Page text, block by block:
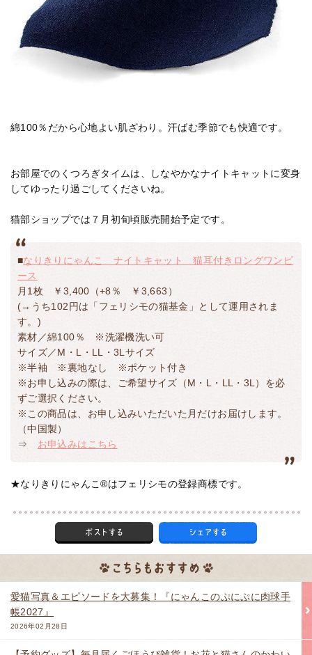
綿100％だから心地よい肌ざわり。汗ばむ季節でも快適です。
お部屋でのくつろぎタイムは、しなやかなナイトキャットに変身
してゆったり過ごしてくださいね。
猫部ショップでは７月初旬頃販売開始予定です。
■なりきりにゃんこ ナイトキャット 猫耳付きロングワンピ
ース
月1枚 ￥3,400（+8％ ￥3,663）
(→うち102円は「フェリシモの猫基金」として運用されま
す。)
素材／綿100％ ※洗濯機洗い可
サイズ／M・L・LL・3Lサイズ
※半袖 ※裏地なし ※ポケット付き
※お申し込みの際は、ご希望サイズ（M・L・LL・3L）を必
ずご選択ください。
※この商品は、お申し込みいただいた月だけお届けします。
（中国製）
⇒ お申込みはこちら
★なりきりにゃんこ®はフェリシモの登録商標です。
愛猫写真＆エピソードを大募集！『にゃんこのぷにぷに肉球手
帳2027』
2026年02月28日